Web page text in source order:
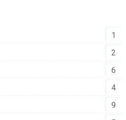
1
2
6
4
9